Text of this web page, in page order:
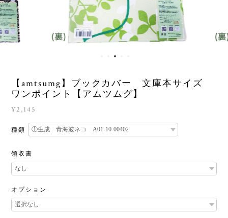
【amtsumg】ブックカバー 文庫本サイズ
ワンポイント【アムツムグ】
¥2,145
種類
領収書
オプション